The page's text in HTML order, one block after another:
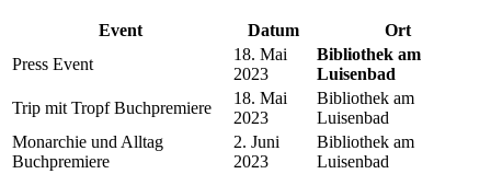
Event Datum
Ort
Press Event
18. Mai
2023
Bibliothek am
Luisenbad
Trip mit Tropf Buchpremiere
18. Mai
2023
Bibliothek am
Luisenbad
Monarchie und Alltag
Buchpremiere
2. Juni
2023
Bibliothek am
Luisenbad